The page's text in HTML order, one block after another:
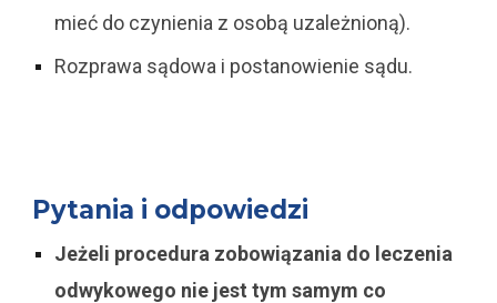
mieć do czynienia z osobą uzależnioną).
Rozprawa sądowa i postanowienie sądu.
Pytania i odpowiedzi
Jeżeli procedura zobowiązania do leczenia
odwykowego nie jest tym samym co